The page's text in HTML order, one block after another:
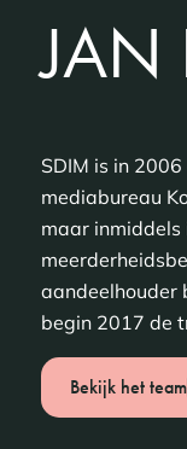
JAN
SDIM is in
mediabureau
maar inmiddels
aandeelhouder
begin 2017 de
Bekijk het team